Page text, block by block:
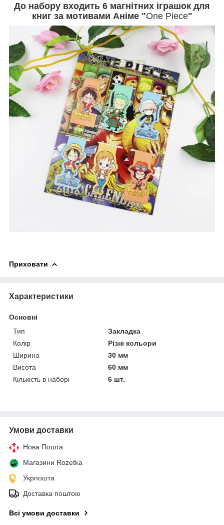
До набору входить 6 магнітних іграшок для
книг за мотивами Аніме "One Piece"
Приховати
Характеристики
Основні
Тип
Закладка
Колір
Різні кольори
Ширина
30 мм
Висота
60 мм
Кількість в наборі
6 шт.
Умови доставки
Нова Пошта
Магазини Rozetka
Укрпошта
Доставка поштою
Всі умови доставки